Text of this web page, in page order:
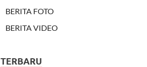
BERITA FOTO
BERITA VIDEO
TERBARU